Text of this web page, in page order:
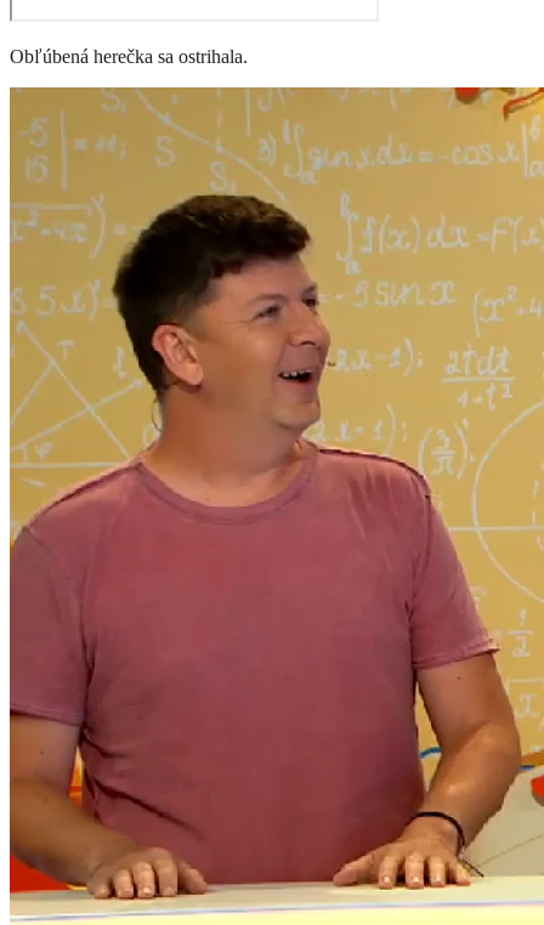
Obľúbená herečka sa ostrihala.